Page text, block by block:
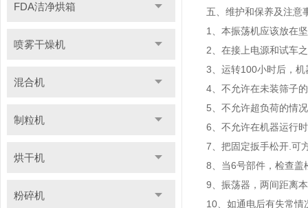
FDA洁净烘箱
喷雾干燥机
混合机
制粒机
烘干机
粉碎机
五、维护和保养及注意
1、本振荡机应该放在
2、在接上电源和试车
3、运转100小时后，
4、不允许在未装筛子
5、不允许超负荷的情
6、不允许在机器运行
7、把固定扳手松开.可
8、当6号部件，检查盖
9、振荡器，两间距离
10、如通电后有失常情